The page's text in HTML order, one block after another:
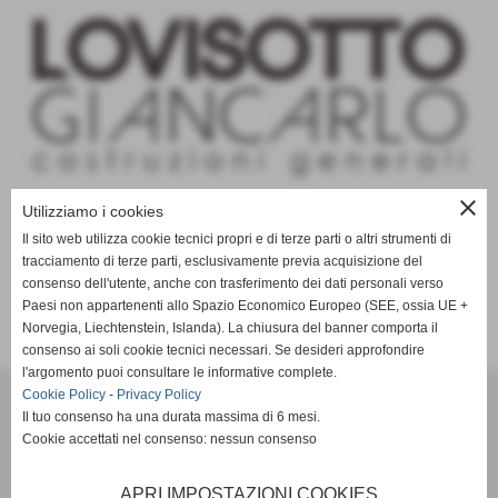
UNDER 16 - U16 FEMMINILE-
GIRONE A
VOLLEY MARENO A.S.D.
VIA CONTI AGOSTI 76 - Mareno di piave (Treviso)
P.I. 02199710266 C.F 91004960265
Mail:volleymareno1@gmail.com
close
Utilizziamo i cookies
Il sito web utilizza cookie tecnici propri e di terze parti o altri strumenti di
tracciamento di terze parti, esclusivamente previa acquisizione del
consenso dell'utente, anche con trasferimento dei dati personali verso
Paesi non appartenenti allo Spazio Economico Europeo (SEE, ossia UE +
Norvegia, Liechtenstein, Islanda). La chiusura del banner comporta il
consenso ai soli cookie tecnici necessari. Se desideri approfondire
l'argomento puoi consultare le informative complete.
Cookie Policy - Privacy Policy
Il tuo consenso ha una durata massima di 6 mesi.
Cookie accettati nel consenso: nessun consenso
APRI IMPOSTAZIONI COOKIES